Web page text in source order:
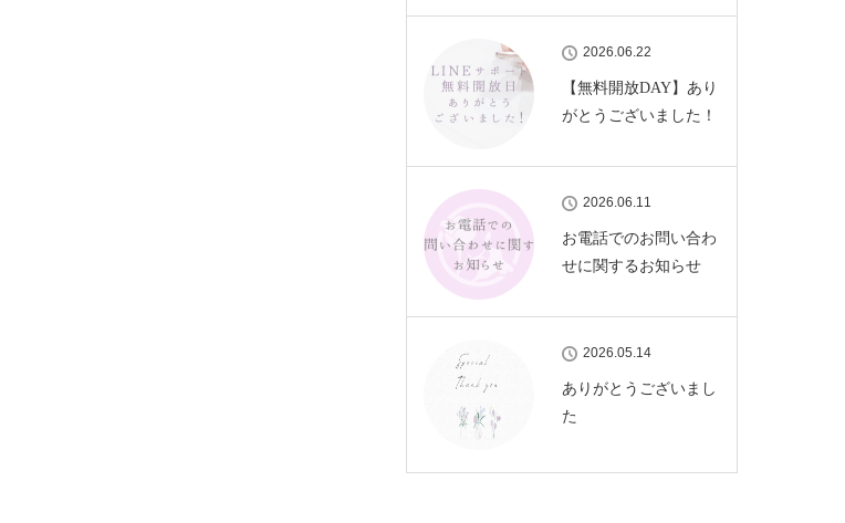
2026.06.22
【無料開放DAY】あり
がとうございました！
2026.06.11
お電話でのお問い合わ
せに関するお知らせ
2026.05.14
ありがとうございまし
た